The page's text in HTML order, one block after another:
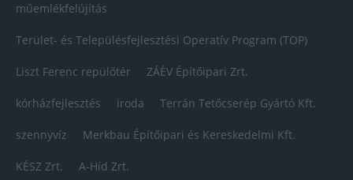
műemlékfelújítás
Terület- és Településfejlesztési Operatív Program (TOP)
Liszt Ferenc repülőtér ZÁÉV Építőipari Zrt.
kórházfejlesztés iroda Terrán Tetőcserép Gyártó Kft.
szennyvíz Merkbau Építőipari és Kereskedelmi Kft.
KÉSZ Zrt. A-Híd Zrt.